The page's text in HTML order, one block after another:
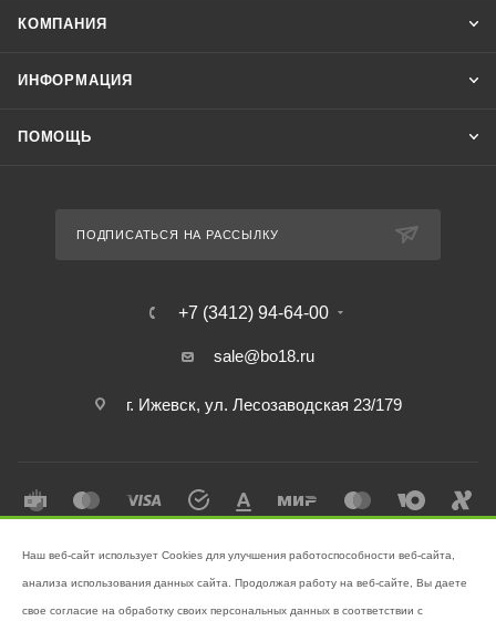
КОМПАНИЯ
ИНФОРМАЦИЯ
ПОМОЩЬ
ПОДПИСАТЬСЯ НА РАССЫЛКУ
+7 (3412) 94-64-00
sale@bo18.ru
г. Ижевск, ул. Лесозаводская 23/179
поддержании чистоты!
Наш веб-сайт использует Cookies для улучшения работоспособности веб-сайта,
анализа использования данных сайта. Продолжая работу на веб-сайте, Вы даете
свое согласие на обработку своих персональных данных в соответствии с